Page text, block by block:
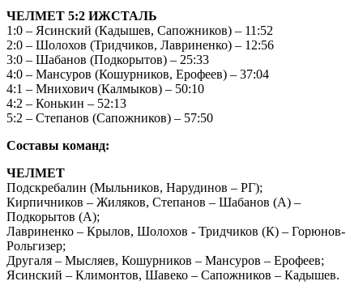
ЧЕЛМЕТ 5:2 ИЖСТАЛЬ
1:0 – Ясинский (Кадышев, Сапожников) – 11:52
2:0 – Шолохов (Тридчиков, Лавриненко) – 12:56
3:0 – Шабанов (Подкорытов) – 25:33
4:0 – Мансуров (Кошурников, Ерофеев) – 37:04
4:1 – Мнихович (Калмыков) – 50:10
4:2 – Конькин – 52:13
5:2 – Степанов (Сапожников) – 57:50
Составы команд:
ЧЕЛМЕТ
Подскребалин (Мыльников, Нарудинов – РГ);
Кирпичников – Жиляков, Степанов – Шабанов (А) –
Подкорытов (А);
Лавриненко – Крылов, Шолохов - Тридчиков (К) – Горюнов-
Рольгизер;
Другаля – Мысляев, Кошурников – Мансуров – Ерофеев;
Ясинский – Климонтов, Шавеко – Сапожников – Кадышев.